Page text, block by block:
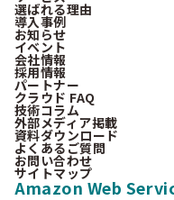
選ばれる理由
導入事例
お知らせ
イベント
会社情報
採用情報
パートナー
クラウド FAQ
技術コラム
外部メディア掲載
資料ダウンロード
よくあるご質問
お問い合わせ
サイトマップ
Amazon Web